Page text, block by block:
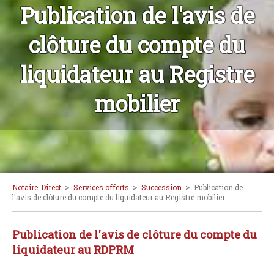
Publication de l'avis de
clôture du compte du
liquidateur au Registre
mobilier
Notaire-Direct > Services offerts > Succession > Publication de
l'avis de clôture du compte du liquidateur au Registre mobilier
Publication de l'avis de clôture du compte du
liquidateur au RDPRM